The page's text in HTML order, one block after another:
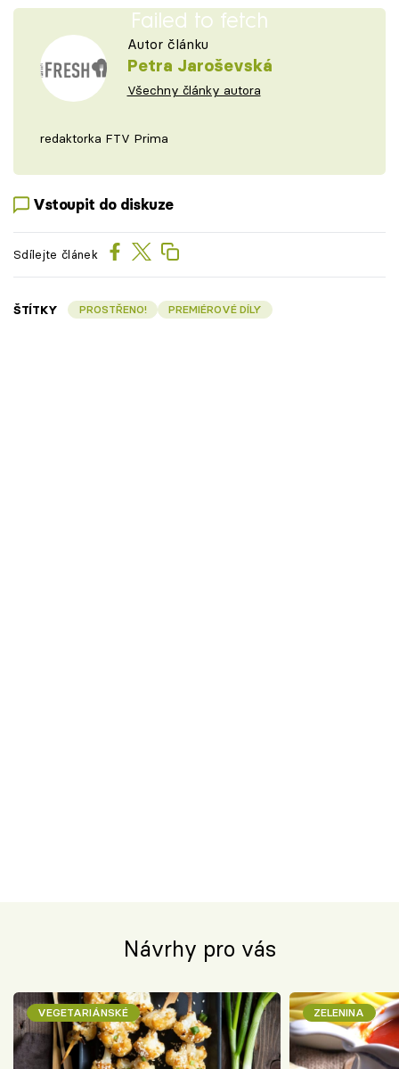
Failed to fetch
Autor článku
Petra Jaroševská
Všechny články autora
redaktorka FTV Prima
Vstoupit do diskuze
Sdílejte článek
ŠTÍTKY PROSTŘENO! PREMIÉROVÉ DÍLY
Návrhy pro vás
VEGETARIÁNSKÉ ZELENINA